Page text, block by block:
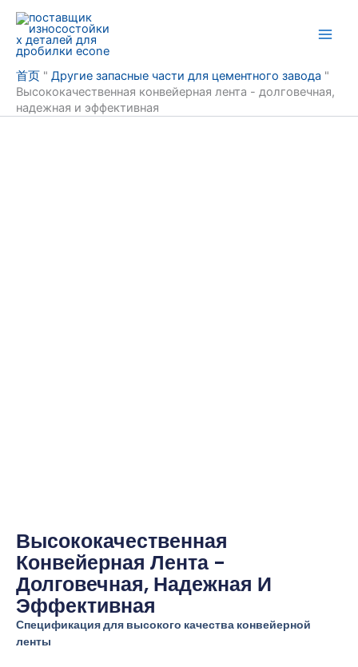
Перейти
содержанию
首页 " Другие запасные части для цементного завода "
Высококачественная конвейерная лента - долговечная,
надежная и эффективная
Высококачественная
Конвейерная Лента -
Долговечная, Надежная И
Эффективная
Спецификация для высокого качества конвейерной
ленты